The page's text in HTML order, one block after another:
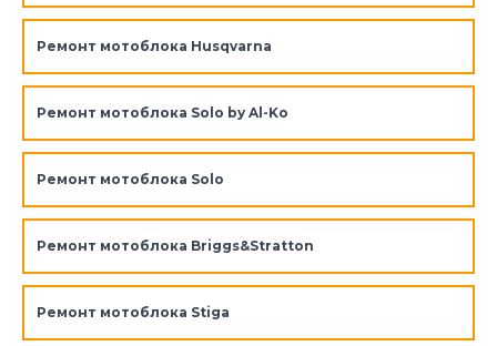
Ремонт мотоблока Husqvarna
Ремонт мотоблока Solo by Al-Ko
Ремонт мотоблока Solo
Ремонт мотоблока Briggs&Stratton
Ремонт мотоблока Stiga